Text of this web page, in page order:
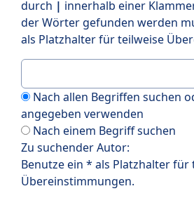
durch | innerhalb einer
der Wörter gefunden werden
als Platzhalter für teilweise
Nach allen Begriffen suchen
angegeben verwenden
Nach einem Begriff suchen
Zu suchender Autor:
Benutze ein * als Platzhalter für
Übereinstimmungen.